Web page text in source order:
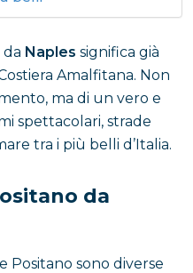
Naples significa già
Amalfitana. Non
ma di un vero e
spettacolari, strade
tra i più belli d’Italia.
da
Positano sono diverse